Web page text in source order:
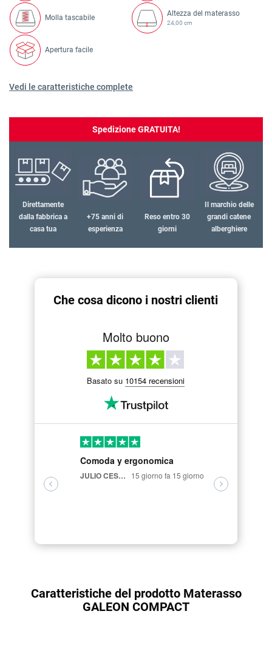
Molla tascabile Altezza del materasso
24,00 cm
Apertura facile
Vedi le caratteristiche complete
Spedizione GRATUITA!
Direttamente
dalla fabbrica a
casa tua
+75 anni di
esperienza
Reso entro 30
giorni
Il marchio delle
grandi catene
alberghiere
Che cosa dicono i nostri clienti
Molto buono
Basato su 10154 recensioni
Comoda y ergonomica
JULIO CESAR VELASCO CARRION, 15 giorno fa 15 giorno
Caratteristiche del prodotto Materasso
GALEON COMPACT